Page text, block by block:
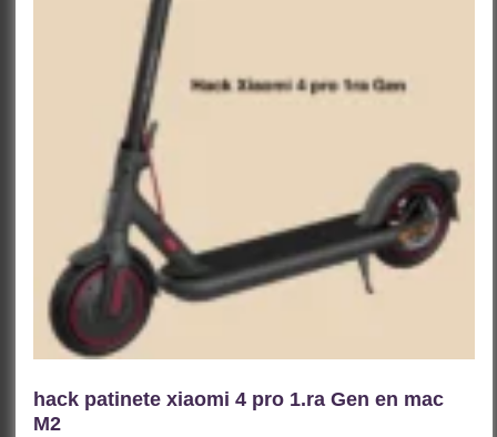
hack patinete xiaomi 4 pro 1.ra Gen en mac
M2